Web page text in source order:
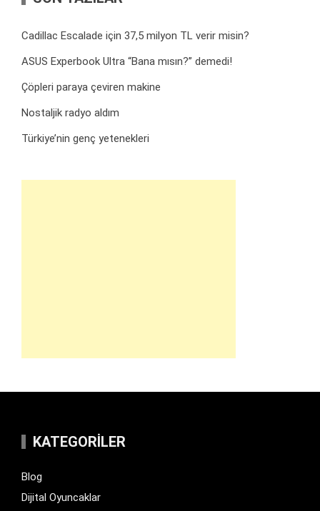
Cadillac Escalade için 37,5 milyon TL verir misin?
ASUS Experbook Ultra “Bana mısın?” demedi!
Çöpleri paraya çeviren makine
Nostaljik radyo aldım
Türkiye’nin genç yetenekleri
KATEGORILER
Blog
Dijital Oyuncaklar